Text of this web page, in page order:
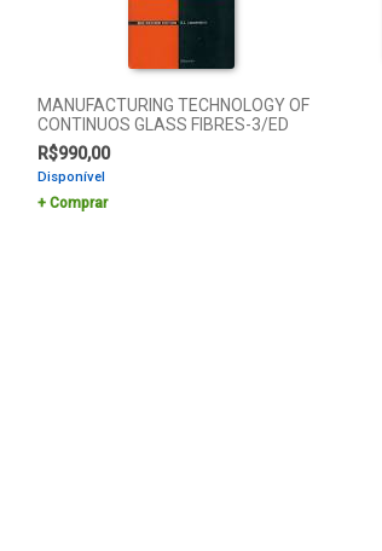
MANUFACTURING TECHNOLOGY OF
CONTINUOS GLASS FIBRES-3/ED
R$990,00
Disponível
Comprar